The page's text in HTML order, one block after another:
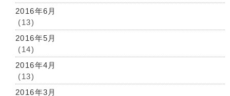
2016年6月
(13)
2016年5月
(14)
2016年4月
(13)
2016年3月